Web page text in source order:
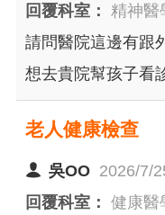
回覆科室： 精神醫
請問醫院這邊有跟
想去貴院幫孩子看
的微笑心理治療所
心理師的資料 請問
想說特此詢問 謝謝
老人健康檢查
吳OO 2026/7/
回覆科室： 健康醫